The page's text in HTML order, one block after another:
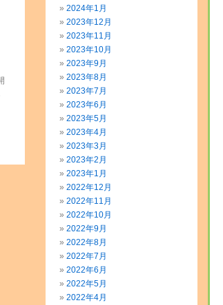
2024年1月
2023年12月
2023年11月
2023年10月
2023年9月
2023年8月
2023年7月
2023年6月
2023年5月
2023年4月
2023年3月
2023年2月
2023年1月
2022年12月
2022年11月
2022年10月
2022年9月
2022年8月
2022年7月
2022年6月
2022年5月
2022年4月